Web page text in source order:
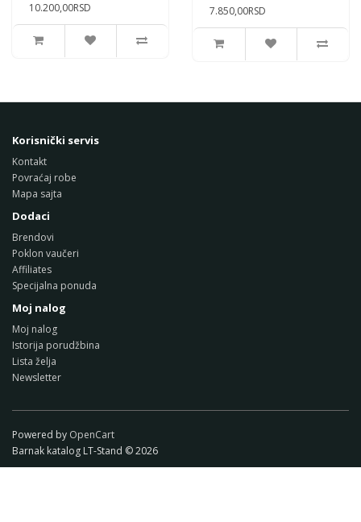
10.200,00RSD
7.850,00RSD
Korisnički servis
Kontakt
Povraćaj robe
Mapa sajta
Dodaci
Brendovi
Poklon vaučeri
Affiliates
Specijalna ponuda
Moj nalog
Moj nalog
Istorija porudžbina
Lista želja
Newsletter
Powered by OpenCart
Barnak katalog LT-Stand © 2026